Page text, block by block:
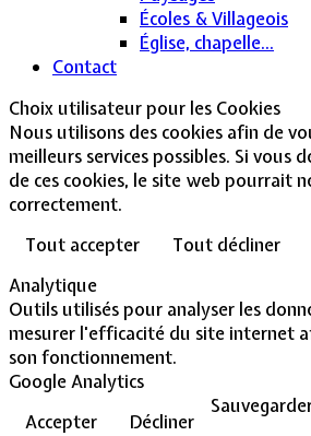
Écoles & Villageois
Église, chapelle...
Contact
Choix utilisateur pour les Cookies
Nous utilisons des cookies afin de
meilleurs services possibles. Si vous
de ces cookies, le site web pourrait
correctement.
Tout accepter
Tout décliner
Analytique
Outils utilisés pour analyser les
mesurer l'efficacité du site internet
son fonctionnement.
Google Analytics
Accepter
Décliner